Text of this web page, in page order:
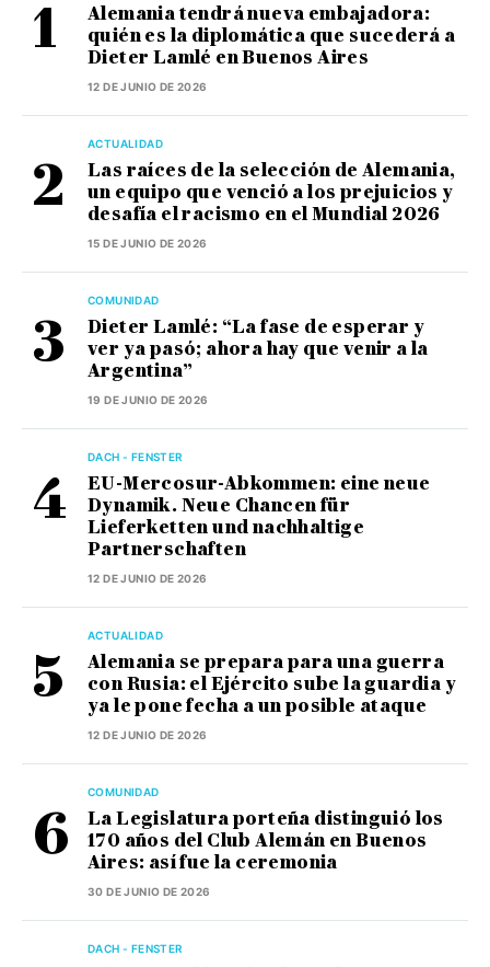
Alemania tendrá nueva embajadora:
quién es la diplomática que sucederá a
Dieter Lamlé en Buenos Aires
12 DE JUNIO DE 2026
ACTUALIDAD
Las raíces de la selección de Alemania,
un equipo que venció a los prejuicios y
desafía el racismo en el Mundial 2026
15 DE JUNIO DE 2026
COMUNIDAD
Dieter Lamlé: “La fase de esperar y
ver ya pasó; ahora hay que venir a la
Argentina”
19 DE JUNIO DE 2026
DACH - FENSTER
EU-Mercosur-Abkommen: eine neue
Dynamik. Neue Chancen für
Lieferketten und nachhaltige
Partnerschaften
12 DE JUNIO DE 2026
ACTUALIDAD
Alemania se prepara para una guerra
con Rusia: el Ejército sube la guardia y
ya le pone fecha a un posible ataque
12 DE JUNIO DE 2026
COMUNIDAD
La Legislatura porteña distinguió los
170 años del Club Alemán en Buenos
Aires: así fue la ceremonia
30 DE JUNIO DE 2026
DACH - FENSTER